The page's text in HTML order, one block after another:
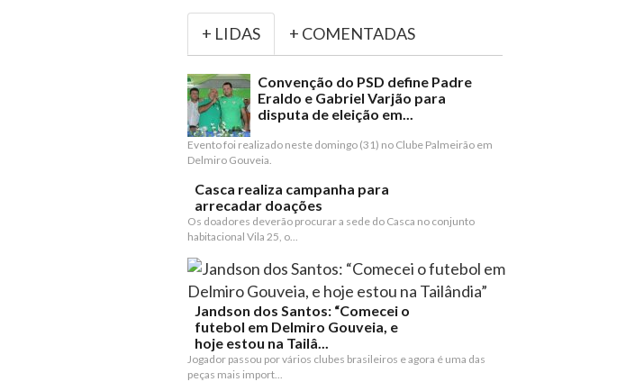
+ LIDAS + COMENTADAS
Convenção do PSD define Padre
Eraldo e Gabriel Varjão para
disputa de eleição em...
Evento foi realizado neste domingo (31) no Clube Palmeirão em
Delmiro Gouveia.
Casca realiza campanha para
arrecadar doações
Os doadores deverão procurar a sede do Casca no conjunto
habitacional Vila 25, o...
Jandson dos Santos: “Comecei o
futebol em Delmiro Gouveia, e
hoje estou na Tailâ...
Jogador passou por vários clubes brasileiros e agora é uma das
peças mais import...